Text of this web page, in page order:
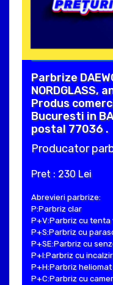
Parbrize
NORDGLASS,
Produs
Bucuresti in
postal 77036 .
Producator
Pret : 230 Lei
Abrevieri parbrize:
P:Parbriz clar
P+V:Parbriz cu tenta
P+S:Parbriz cu
P+SE:Parbriz cu
P+I:Parbriz cu
P+H:Parbriz heliomat
P+C:Parbriz cu